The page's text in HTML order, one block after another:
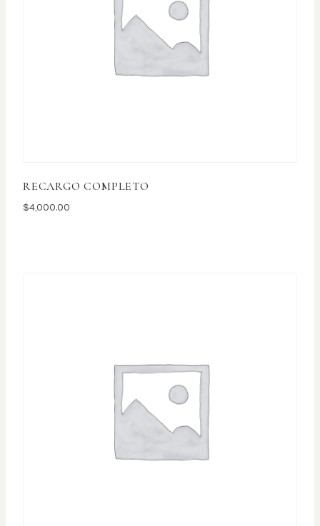
RECARGO COMPLETO
$4,000.00